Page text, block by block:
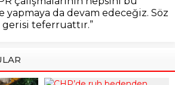
yapmaya da devam edeceğiz. Söz
gerisi teferruattır.”